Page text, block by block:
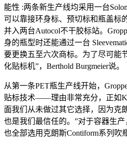
能性 :两条新生产线均采用一台
可以靠接环身标、预切标和瓶盖标
并入两台Autocol不干胶标站。
身的瓶型时还能通过一台
要更换五至六次商标。为了尽可能
化贴标机”，Berthold Burgmeier说。
从第一条PET瓶生产线开始，
贴标技术——理由非常充分，正如
面我们从未做过其它选择，因为克
也是我们最信任的。”对于容器生产
也全部选用克朗斯Contiform系列吹